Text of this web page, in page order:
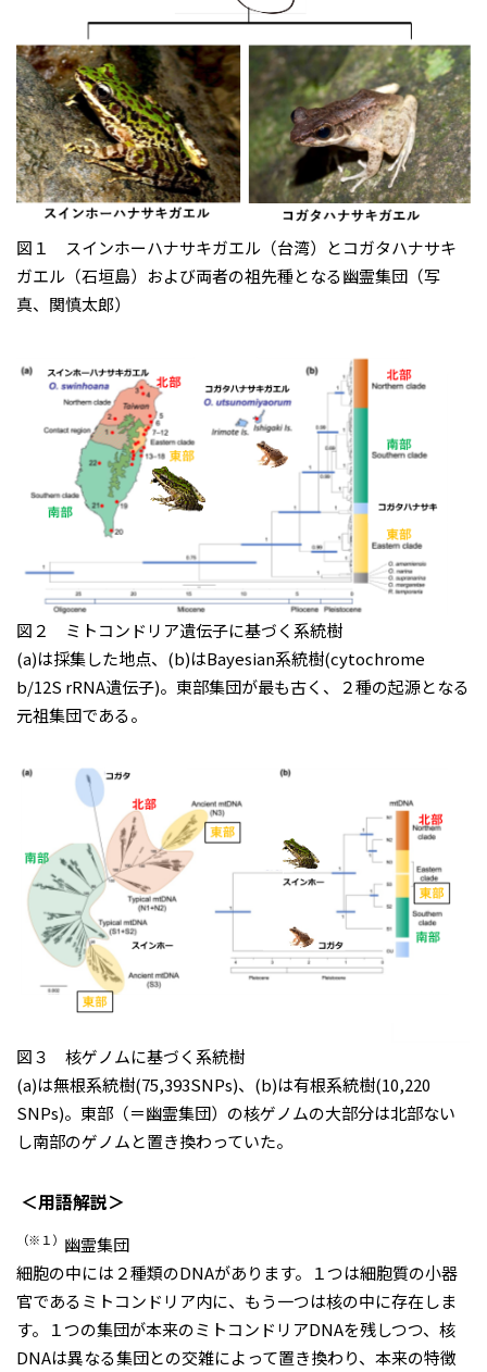
図１ スインホーハナサキガエル（台湾）とコガタハナサキ
ガエル（石垣島）および両者の祖先種となる幽霊集団（写
真、関慎太郎）
図２ ミトコンドリア遺伝子に基づく系統樹
(a)は採集した地点、(b)はBayesian系統樹(cytochrome
b/12S rRNA遺伝子)。東部集団が最も古く、２種の起源となる
元祖集団である。
図３ 核ゲノムに基づく系統樹
(a)は無根系統樹(75,393SNPs)、(b)は有根系統樹(10,220
SNPs)。東部（＝幽霊集団）の核ゲノムの大部分は北部ない
し南部のゲノムと置き換わっていた。
＜用語解説＞
（※１） 幽霊集団
細胞の中には２種類のDNAがあります。１つは細胞質の小器
官であるミトコンドリア内に、もう一つは核の中に存在しま
す。１つの集団が本来のミトコンドリアDNAを残しつつ、核
DNAは異なる集団との交雑によって置き換わり、本来の特徴